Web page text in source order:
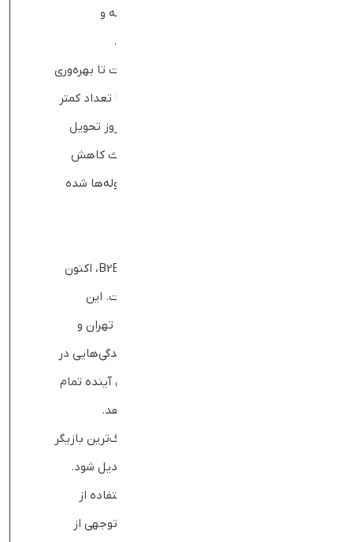
مربوط به دریافت، وزن‌کشی، نوع مرسوله و
مسیریابی تحویل آن را مدیریت می‌کند.
این رویکرد هوشمندانه باعث شده است تا بهره‌وری
سفیران افزایش یابد و تعارف بتواند با تعداد کمتر
سفیران، بیشترین تعداد مرسوله را در روز تحویل
دهد. بهینه‌سازی مسیریابی‌ها نیز باعث کاهش
هزینه‌ها و افزایش سرعت تحویل مرسوله‌ها شده
تعارف پس از تمرکز بر مدل کسب‌وکار B2B، اکنون
به سمت مدل B2C نیز حرکت کرده است. این
استارتاپ فعالیت‌های خود را عمدتاً در تهران و
حومه آن متمرکز کرده و با افتتاح نمایندگی‌هایی در
کرج و اصفهان، قصد دارد تا پایان سال آینده تمام
هدف اصلی تعارف این است که به بزرگ‌ترین بازیگر
حوزه لجستیک خرده‌فروشی در ایران تبدیل شود.
این استارتاپ با برنامه‌ریزی دقیق و استفاده از
فناوری‌های نوین، قصد دارد سهم قابل‌توجهی از